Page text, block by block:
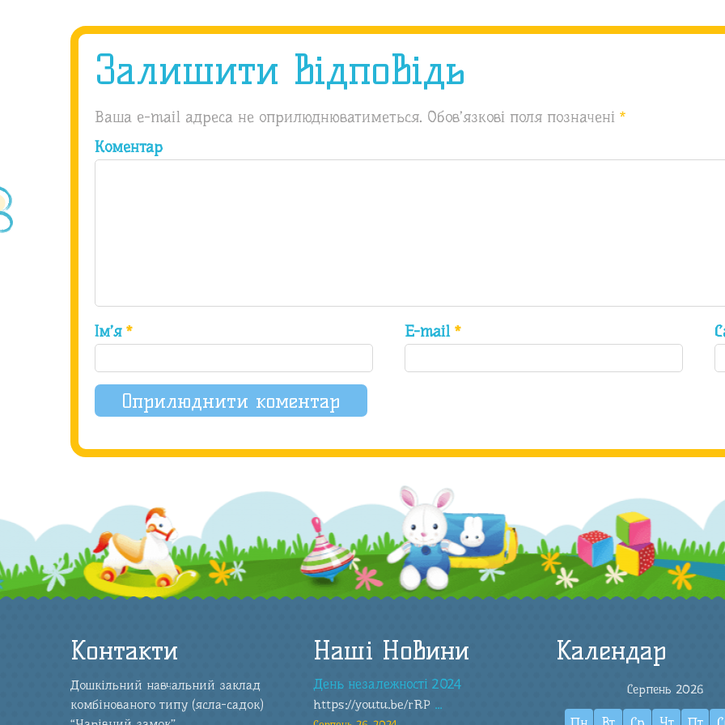
Залишити відповідь
Ваша e-mail адреса не оприлюднюватиметься. Обов’язкові поля позначені *
Коментар
Ім’я * E-mail *
Контакти
Дошкільний навчальний заклад
комбінованого типу (ясла-садок)
Наші Новини
День незалежності 2024
https://youtu.be/rRP ...
Календар
Серпень 2026